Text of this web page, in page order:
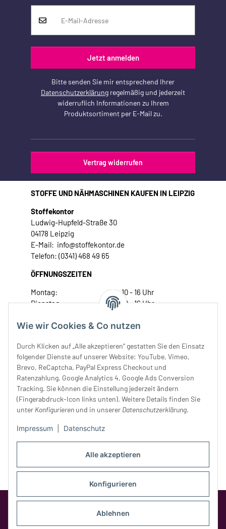
Alle akzeptieren
Konfigurieren
Ablehnen
Wie wir Cookies & Co nutzen
Durch Klicken auf „Alle akzeptieren“ gestatten Sie den Einsatz
folgender Dienste auf unserer Website: YouTube, Vimeo,
Brevo, ReCaptcha, PayPal Express Checkout und
Ratenzahlung, Google Analytics 4, Google Ads Conversion
Tracking. Sie können die Einstellung jederzeit ändern
(Fingerabdruck-Icon links unten). Weitere Details finden Sie
unter Konfigurieren und in unserer Datenschutzerklärung.
Impressum Datenschutz
Jetzt anmelden
Bitte senden Sie mir entsprechend Ihrer
Datenschutzerklärung regelmäßig und jederzeit
widerruflich Informationen zu Ihrem
Produktsortiment per E-Mail zu.
Vertrag widerrufen
STOFFE UND NÄHMASCHINEN KAUFEN IN LEIPZIG
Stoffekontor
Ludwig-Hupfeld-Straße 30
04178 Leipzig
E-Mail: info@stoffekontor.de
Telefon: (0341) 468 49 65
ÖFFNUNGSZEITEN
Montag:
10 - 16 Uhr
Dienstag:
10 - 16 Uhr
Donnerstag:
10 - 18 Uhr
Samstag:
10 - 14 Uhr
Unser Service
Rechtliches
Google Analytics deaktivierenStatus: